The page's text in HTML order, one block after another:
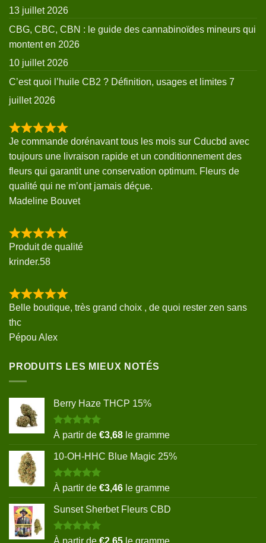
13 juillet 2026
CBG, CBC, CBN : le guide des cannabinoïdes mineurs qui
montent en 2026
10 juillet 2026
C’est quoi l’huile CB2 ? Définition, usages et limites 7
juillet 2026
Je commande dorénavant tous les mois sur Cducbd avec
toujours une livraison rapide et un conditionnement des
fleurs qui garantit une conservation optimum. Fleurs de
qualité qui ne m’ont jamais déçue.
Madeline Bouvet
Produit de qualité
krinder.58
Belle boutique, très grand choix , de quoi rester zen sans
thc
Pépou Alex
PRODUITS LES MIEUX NOTÉS
Berry Haze THCP 15%
Note5.00
sur 5
À partir de €3,68 le gramme
10-OH-HHC Blue Magic 25%
Note5.00
sur 5
À partir de €3,46 le gramme
Sunset Sherbet Fleurs CBD
Note5.00
À partir de €2,65 le gramme